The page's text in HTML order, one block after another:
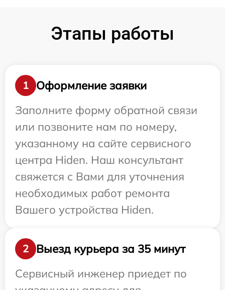
Этапы работы
1
Оформление заявки
Заполните форму обратной связи
или позвоните нам по номеру,
указанному на сайте сервисного
центра Hiden. Наш консультант
свяжется с Вами для уточнения
необходимых работ ремонта
Вашего устройства Hiden.
2
Выезд курьера за 35 минут
Сервисный инженер приедет по